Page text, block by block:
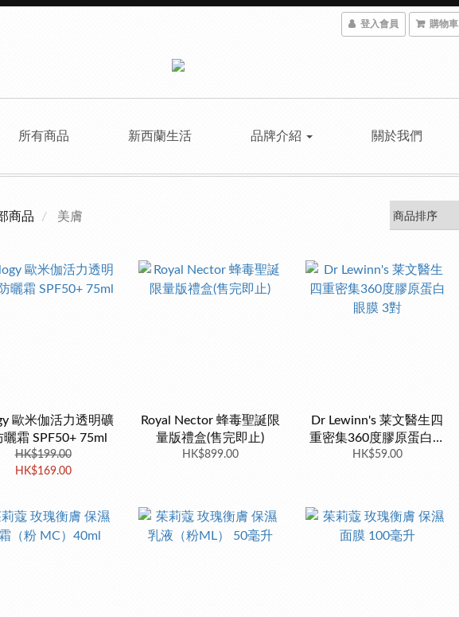
登入會員 購物車
所有商品 新西蘭生活 品牌介紹 關於我們
商品 美膚
歐米伽活力透明礦
曬霜 SPF50+ 75ml
HK$199.00
HK$169.00
Royal Nector 蜂毒聖誕限
量版禮盒(售完即止)
HK$899.00
Dr Lewinn's 莱文醫生四
重密集360度膠原蛋白眼
膜 3對
HK$59.00